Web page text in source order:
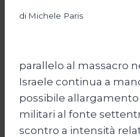
di Michele Paris
parallelo al massacro
Israele continua a
possibile
militari al fonte
scontro a intensità